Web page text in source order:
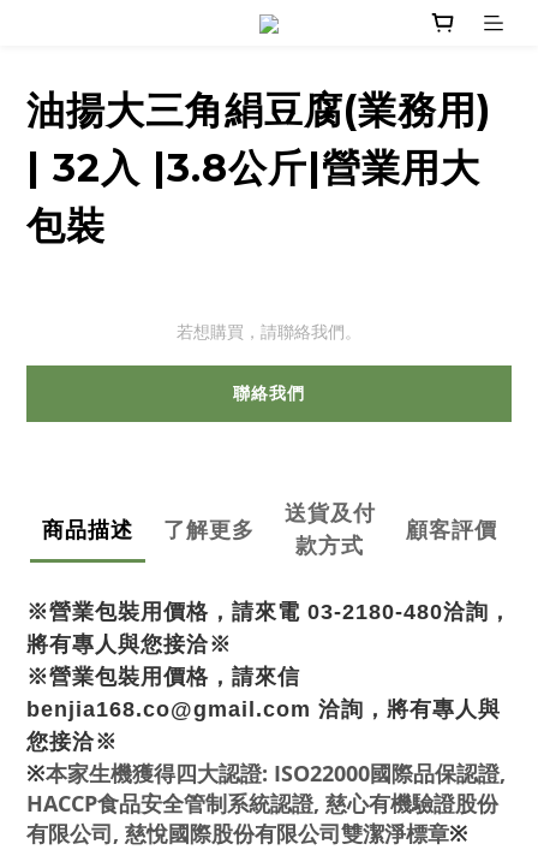
油揚大三角絹豆腐(業務用)
| 32入 |3.8公斤|營業用大
包裝
若想購買，請聯絡我們。
聯絡我們
商品描述 了解更多
送貨及付
款方式
顧客評價
※營業包裝用價格，請來電 03-2180-480洽詢，
將有專人與您接洽※
※營業包裝用價格，請來信
benjia168.co@gmail.com 洽詢，將有專人與
您接洽※
※本家生機獲得四大認證: ISO22000國際品保認證,
HACCP食品安全管制系統認證, 慈心有機驗證股份
有限公司, 慈悅國際股份有限公司雙潔淨標章※